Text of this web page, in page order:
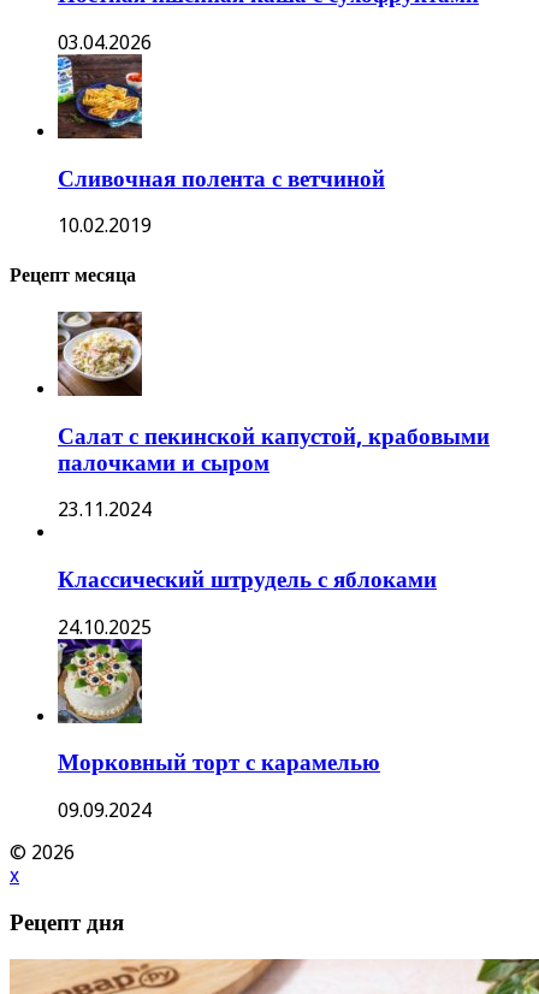
03.04.2026
Сливочная полента с ветчиной
10.02.2019
Рецепт месяца
Салат с пекинской капустой, крабовыми
палочками и сыром
23.11.2024
Классический штрудель с яблоками
24.10.2025
Морковный торт с карамелью
09.09.2024
© 2026
x
Рецепт дня